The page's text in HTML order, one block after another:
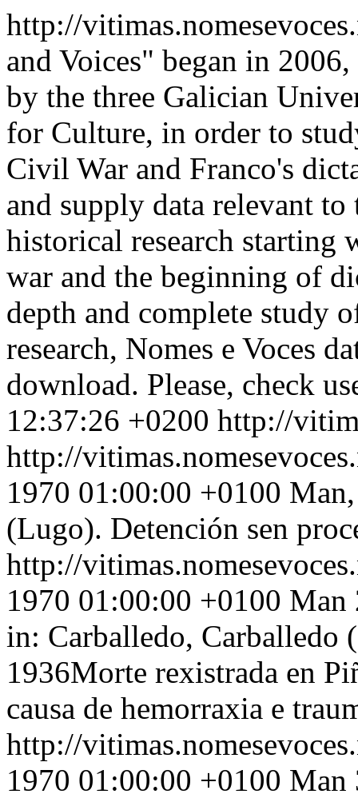
http://
and Voices" began in
by the three Galician
for Culture, in order to
Civil War and Franco's
and supply data relevant
historical research starting
war and the beginning of
depth and complete study
research, Nomes e Voces
download. Please, check
12:37:26 +0200 http://
http://
1970 01:00:00 +0100
(Lugo). Detención sen
http://
1970 01:00:00 +0100 Man
in: Carballedo, Carballedo
1936Morte rexistrada en
causa de hemorraxia e
http://
1970 01:00:00 +0100 Man